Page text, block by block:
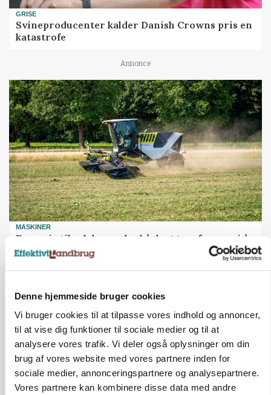
Denne hjemmeside bruger cookies
Vi bruger cookies til at tilpasse vores indhold og annoncer,
til at vise dig funktioner til sociale medier og til at
analysere vores trafik. Vi deler også oplysninger om din
brug af vores website med vores partnere inden for
sociale medier, annonceringspartnere og analysepartnere.
Vores partnere kan kombinere disse data med andre
GRISE
Svineproducenter kalder Danish Crowns pris en
katastrofe
Annonce
MASKINER
Forserie til selvkørende skårlægger afprøves i år
Markvandring sætter fokus på elefantgræs
Annonce
Loading...